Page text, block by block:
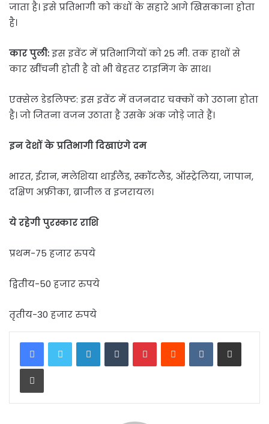
जाता है। इसे प्रतिभागी को कंधों के सहारे आगे खिसकाना होता
है।
कार पुली:इस इवेंट में प्रतिभागियों को 25 मी. तक हाथों से
कार खींचनी होती है वो भी बेहतर टाइमिंग के साथ।
एक्सेल डेडलिफ्ट: इस इवेंट में वजनदार चक्कों को उठाना होता
है। जो जितना वजन उठाता है उसके अंक जोड़े जाते हैं।
इन देशों के प्रतिभागी दिखाएंगे दम
भारत, ईरान, मलेशिया थाईलैंड, स्कॉटलैंड, ऑस्ट्रेलिया, जापान,
दक्षिण अफ्रीका, ब्राजील व इजरायल।
ये रहेगी पुरस्कार राशि
प्रथम-75 हजार रुपये
द्वितीय-50 हजार रुपये
तृतीय-30 हजार रुपये
LinkedInTumblrPinterestReddit VKontakteShare via Email
Print